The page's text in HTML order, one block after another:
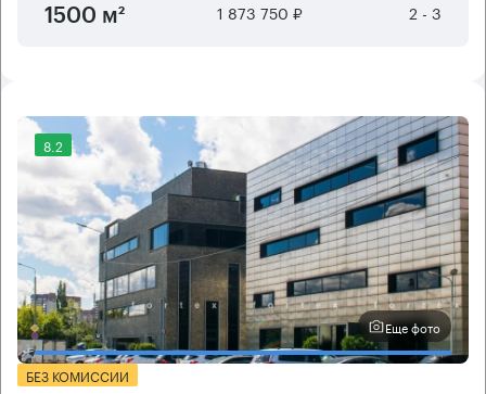
1500 м² 1 873 750 ₽ 2 - 3
8.2
Еще фото
БЕЗ КОМИССИИ